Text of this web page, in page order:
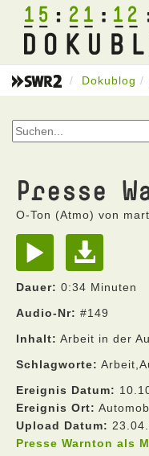
15 21 12
Dokublog
Presse
O-Ton (Atmo) von
Dauer: 0:34 Minuten
Audio-Nr: #149
Inhalt: Arbeit in der
Schlagworte:
Ereignis Datum:
Ereignis Ort:
Upload Datum:
Presse Warnton als